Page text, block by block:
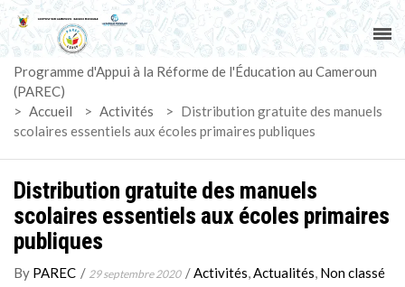
ACCUEIL
PAREC
ACTUALITÉS
ACTIVITÉS
DOCUMENTS
Programme d'Appui à la Réforme de l'Éducation au Cameroun
(PAREC)
> Accueil > Activités > Distribution gratuite des manuels
scolaires essentiels aux écoles primaires publiques
Distribution gratuite des manuels
scolaires essentiels aux écoles primaires
publiques
By PAREC / 29 septembre 2020 /Activités,Actualités, Non classé